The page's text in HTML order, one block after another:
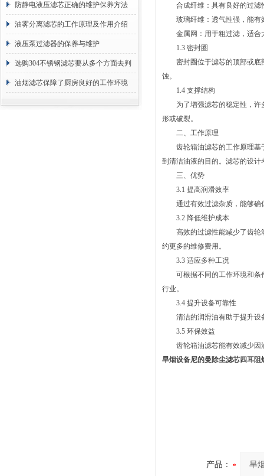
防静电液压滤芯正确的维护保养方法
油雾分离滤芯的工作原理及作用介绍
液压泵过滤器的保养与维护
选购304不锈钢滤芯要从多个方面去判
断
油烟滤芯保障了厨房良好的工作环境
合成纤维：具有良好的过滤
玻璃纤维：透气性强，能有
金属网：用于粗过滤，适合
1.3 密封圈
密封圈位于滤芯的顶部或底部
蚀。
1.4 支撑结构
为了增强滤芯的稳定性，许多
形或破裂。
二、工作原理
齿轮箱油滤芯的工作原理基于
到清洁油液的目的。滤芯的设
三、优势
3.1 提高润滑效率
通过有效过滤杂质，能够确保
3.2 降低维护成本
高效的过滤性能减少了齿轮箱
约更多的维修费用。
3.3 适应多种工况
可根据不同的工作环境和条件
行业。
3.4 提升设备可靠性
清洁的润滑油有助于提升设
3.5 环保效益
齿轮箱油滤芯能有效减少因油
旱烟设备尼的曼除尘滤芯四耳阻
产品：